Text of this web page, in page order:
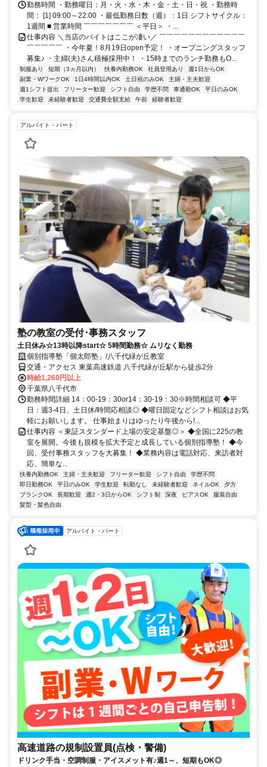
勤務時間 ・勤務曜日：月・火・水・木・金・土・日・祝 ・勤務時
間： [1] 09:00～22:00 ・最低勤務日数（週）：1日 シフトサイクル：
1週間 ■ 営業時間 ￣￣￣￣￣￣￣ ＜平日＞ ・...
仕事内容 ＼当店のバイトはここが凄い／ ￣￣￣￣￣￣￣￣￣￣￣￣
￣￣￣￣￣ ・今年夏！8月19日open予定！ ・オープニングスタッフ
募集♪ ・主婦(夫)さん積極採用中！ ・15時までのランチ勤務もO...
制服あり 短期（3ヵ月以内） 扶養内勤務OK 社員登用あり
週1日からOK
副業・WワークOK
1日4時間以内OK 土日祝のみOK
主婦・主夫歓迎
週1シフト提出
フリーター歓迎 シフト自由 学歴不問 車通勤OK
平日のみOK
学生歓迎
未経験者歓迎 交通費全額支給 午前 経験者歓迎
アルバイト・パート
塾の教室の受付･事務スタッフ
土日休み☆13時以降start☆ 5時間勤務☆ ムリなく勤務
個別指導塾「個太郎塾」/八千代緑が丘教室
交通・アクセス 東葉高速鉄道 八千代緑が丘駅から徒歩2分
時給1,260円以上
千葉県八千代市
勤務時間詳細 14：00‐19：30or14：30‐19：30※時間相談可 ◆平
日：週3‐4日、土日休/時間応相談◎ ◆曜日固定などシフト相談はお気
軽にお願いします。 仕事始まりはゆったり午後から!...
仕事内容 ＜東証スタンダード上場の安定基盤◎＞ ◆全国に225の教
室を展開。今後も規模を拡大予定と成長している個別指導塾！ ◆今
回、受付事務スタッフを大募集！ ◆業務内容は電話対応、来訪者対
応、簡単な...
扶養内勤務OK 主婦・主夫歓迎 フリーター歓迎 シフト自由
学歴不問
即日勤務OK
平日のみOK 学生歓迎 転勤なし 未経験者歓迎 ネイルOK
夕方
ブランクOK
長期歓迎 週2・3日からOK シフト制 深夜 ピアスOK
服装自由
髪型・髪色自由
アルバイト・パート
高速道路の規制設置員(点検・警備)
ドリンク手当・空調制服・アイスメット有♪週1～、短期もOK◎